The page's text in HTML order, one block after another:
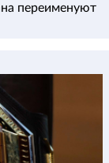
переименуют